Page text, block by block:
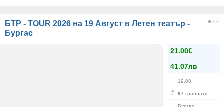
БТР - TOUR 2026 на 19 Август в Летен театър -
Бургас
21.00€
41.07лв
19.08
67 грабнати